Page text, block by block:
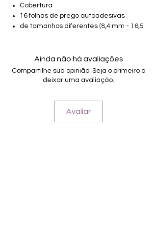
Cobertura
16 folhas de prego autoadesivas
de tamanhos diferentes (8,4 mm - 16,5
Aguenta até 14 dias
Ainda não há avaliações
Compartilhe sua opinião. Seja o primeiro a
deixar uma avaliação.
Avaliar